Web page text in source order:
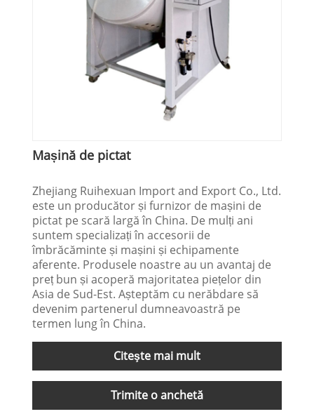
Mașină de pictat
Zhejiang Ruihexuan Import and Export Co., Ltd.
este un producător și furnizor de mașini de
pictat pe scară largă în China. De mulți ani
suntem specializați în accesorii de
îmbrăcăminte și mașini și echipamente
aferente. Produsele noastre au un avantaj de
preț bun și acoperă majoritatea piețelor din
Asia de Sud-Est. Așteptăm cu nerăbdare să
devenim partenerul dumneavoastră pe
termen lung în China.
Citeşte mai mult
Trimite o anchetă